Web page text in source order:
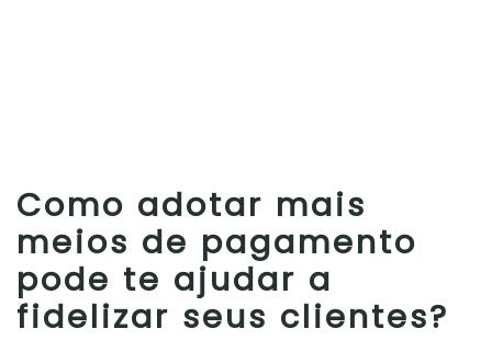
Como adotar mais
meios de pagamento
pode te ajudar a
fidelizar seus clientes?